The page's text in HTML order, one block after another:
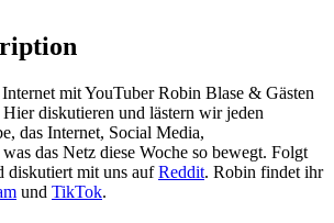
mit YouTuber Robin Blase & Gästen
diskutieren und lästern wir jeden
das Internet, Social Media,
das Netz diese Woche so bewegt. Folgt
diskutiert mit uns aufReddit. Robin findet ihr
und TikTok.